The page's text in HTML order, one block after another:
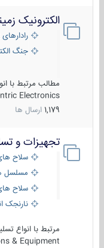
الکترونیک
رادارهای
جنگ
مطالب مرتبط با
Electronics
1,179 ارسال ها
تجهیزات و
سلاح
مسلسل
سلاح های
نارنجک
مرتبط با انواع
& Equipment